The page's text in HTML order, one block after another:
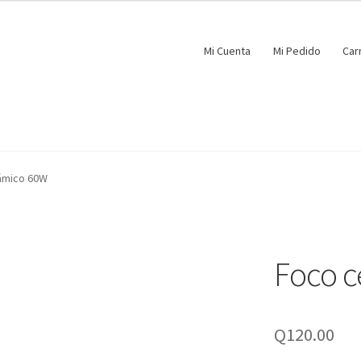
Mi Cuenta Mi Pedido
60W
Foco
Q120.00